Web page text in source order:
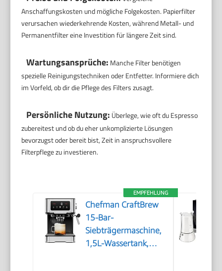
Anschaffungskosten und mögliche Folgekosten. Papierfilter
verursachen wiederkehrende Kosten, während Metall- und
Permanentfilter eine Investition für längere Zeit sind.
Wartungsansprüche: Manche Filter benötigen
spezielle Reinigungstechniken oder Entfetter. Informiere dich
im Vorfeld, ob dir die Pflege des Filters zusagt.
Persönliche Nutzung: Überlege, wie oft du Espresso
zubereitest und ob du eher unkomplizierte Lösungen
bevorzugst oder bereit bist, Zeit in anspruchsvollere
Filterpflege zu investieren.
EMPFEHLUNG
Chefman CraftBrew
15-Bar-
Siebträgermaschine,
1,5L-Wassertank,